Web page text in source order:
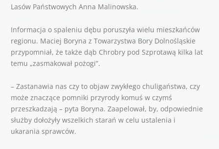
Lasów Państwowych Anna Malinowska.
Informacja o spaleniu dębu poruszyła wielu mieszkańców
regionu. Maciej Boryna z Towarzystwa Bory Dolnośląskie
przypomniał, że także dąb Chrobry pod Szprotawą kilka lat
temu „zasmakował pożogi”.
– Zastanawia nas czy to objaw zwykłego chuligaństwa, czy
może znaczące pomniki przyrody komuś w czymś
przeszkadzają – pyta Boryna. Zaapelował, by, odpowiednie
służby dołożyły wszelkich starań w celu ustalenia i
ukarania sprawców.